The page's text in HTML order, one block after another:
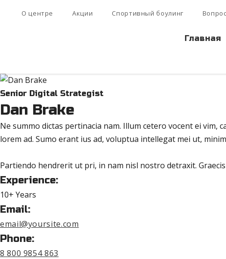
О центре Акции Спортивный боулинг
Главная
Senior Digital Strategist
Dan Brake
Ne summo dictas pertinacia nam. Illum cetero vocent ei
lorem ad. Sumo erant ius ad, voluptua intellegat mei ut,
Partiendo hendrerit ut pri, in nam nisl nostro detraxit.
Experience:
10+ Years
Email:
email@yoursite.com
Phone:
8 800 9854 863